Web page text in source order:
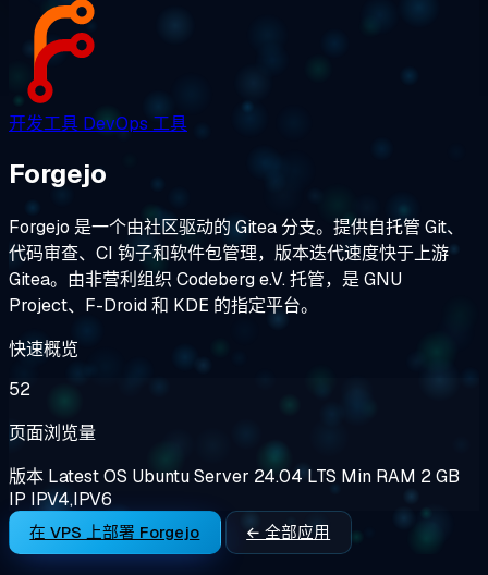
开发工具 DevOps 工具
Forgejo
Forgejo 是一个由社区驱动的 Gitea 分支。提供自托管 Git、
代码审查、CI 钩子和软件包管理，版本迭代速度快于上游
Gitea。由非营利组织 Codeberg e.V. 托管，是 GNU
Project、F-Droid 和 KDE 的指定平台。
快速概览
52
页面浏览量
版本 LatestOS Ubuntu Server 24.04 LTS Min RAM 2 GB
IP IPV4,IPV6
在 VPS 上部署 Forgejo ← 全部应用